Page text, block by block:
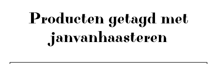
Producten getagd met
janvanhaasteren